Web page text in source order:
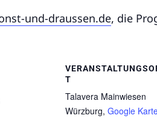
und-draussen.de, die
T
Talavera Mainwiesen
Würzburg, Google